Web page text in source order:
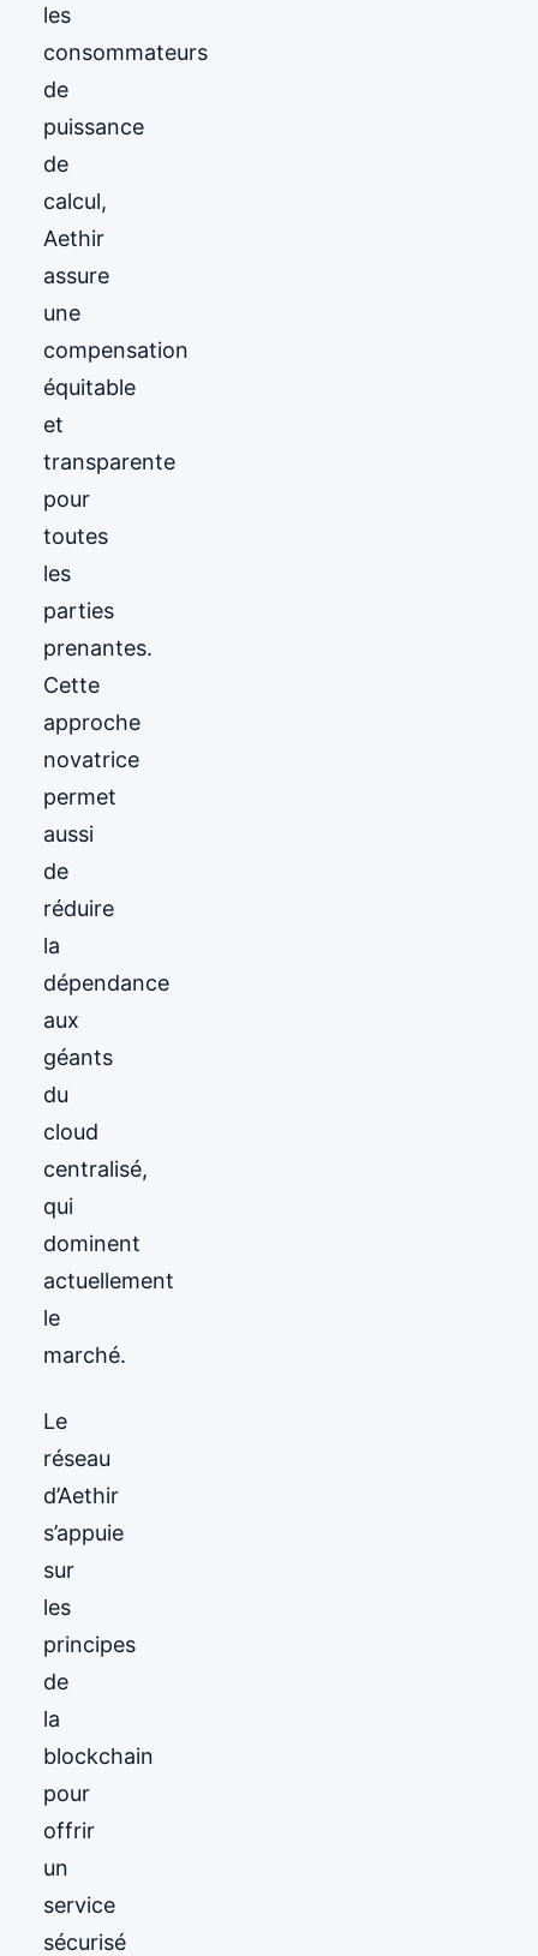
les
consommateurs
de
puissance
de
calcul,
Aethir
assure
une
compensation
équitable
et
transparente
pour
toutes
les
parties
prenantes.
Cette
approche
novatrice
permet
aussi
de
réduire
la
dépendance
aux
géants
du
cloud
centralisé,
qui
dominent
actuellement
le
marché.
Le
réseau
d’Aethir
s’appuie
sur
les
principes
de
la
blockchain
pour
offrir
un
service
sécurisé